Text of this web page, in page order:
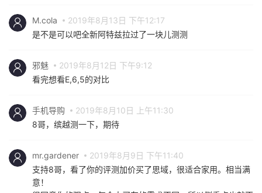
M.cola
2019年8月13日 下午12:17
是不是可以吧全新阿特兹拉过了一块儿测测
邪魅
2019年8月12日 下午9:12
看完想看E,6,5的对比
手机导购
2019年8月10日 上午11:30
8哥，缤越测一下，期待
mr.gardener
2019年8月9日 下午11:40
支持8哥，看了你的评测加价买了思域，很适合家用。相当满
意！